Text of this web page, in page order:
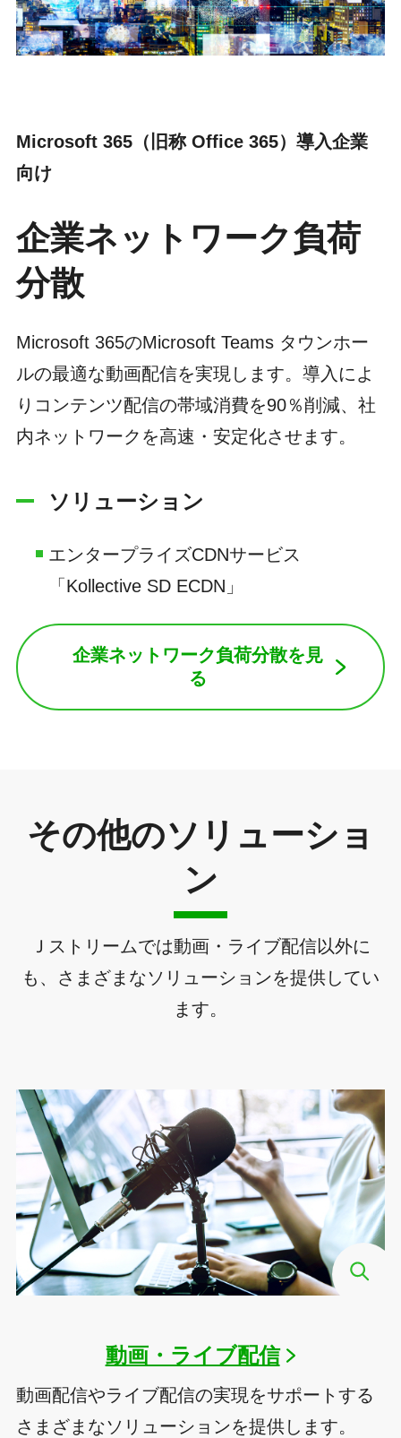
Microsoft 365（旧称 Office 365）導入企業
向け
企業ネットワーク負荷
分散
Microsoft 365のMicrosoft Teams タウンホー
ルの最適な動画配信を実現します。導入によ
りコンテンツ配信の帯域消費を90％削減、社
内ネットワークを高速・安定化させます。
ソリューション
エンタープライズCDNサービス
「Kollective SD ECDN」
企業ネットワーク負荷分散を見
る
その他のソリューショ
ン
Ｊストリームでは動画・ライブ配信以外に
も、さまざまなソリューションを提供してい
ます。
動画・ライブ配信
動画配信やライブ配信の実現をサポートする
さまざまなソリューションを提供します。